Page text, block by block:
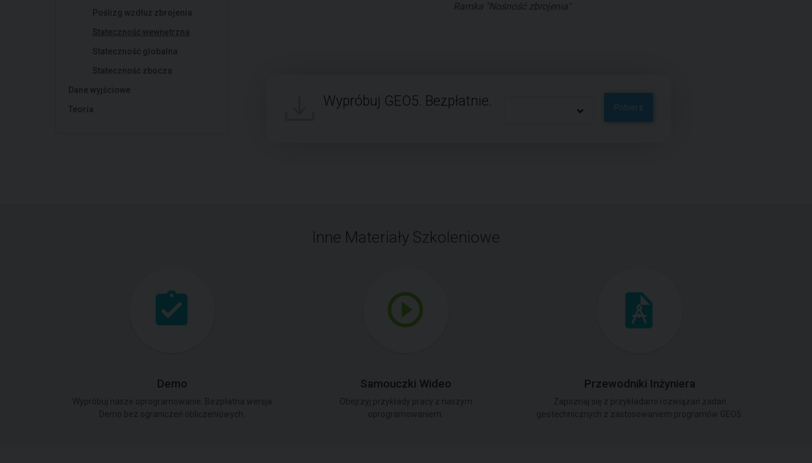
Poślizg wzdłuż zbrojenia
Stateczność wewnętrzna
Stateczność globalna
Stateczność zbocza
Dane wyjściowe
Teoria
Ramka "Nośność zbrojenia"
Wypróbuj GEO5. Bezpłatnie. Pobierz
Inne Materiały Szkoleniowe
Demo Samouczki Wideo Przewodniki Inżyniera